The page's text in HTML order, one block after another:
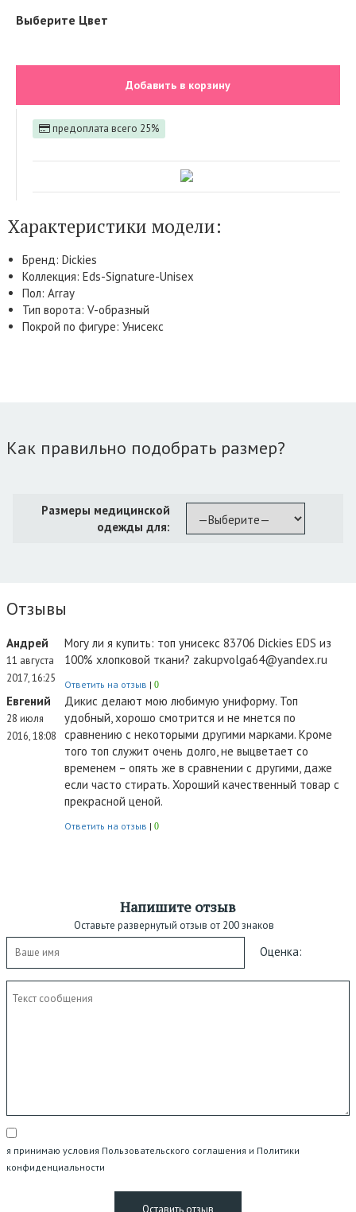
Выберите Цвет
Добавить в корзину
предоплата всего 25%
Характеристики модели:
Бренд: Dickies
Коллекция: Eds-Signature-Unisex
Пол: Array
Тип ворота: V-образный
Покрой по фигуре: Унисекс
Как правильно подобрать размер?
Размеры медицинской
одежды для:
Отзывы
Андрей
11 августа
2017, 16:25
Могу ли я купить: топ унисекс 83706 Dickies EDS из
100% хлопковой ткани? zakupvolga64@yandex.ru
Ответить на отзыв |0
Евгений
28 июля
2016, 18:08
Дикис делают мою любимую униформу. Топ
удобный, хорошо смотрится и не мнется по
сравнению с некоторыми другими марками. Кроме
того топ служит очень долго, не выцветает со
временем – опять же в сравнении с другими, даже
если часто стирать. Хороший качественный товар с
прекрасной ценой.
Ответить на отзыв |0
Напишите отзыв
Оставьте развернутый отзыв от 200 знаков
Оценка:
я принимаю условия Пользовательского соглашения и Политики
конфиденциальности